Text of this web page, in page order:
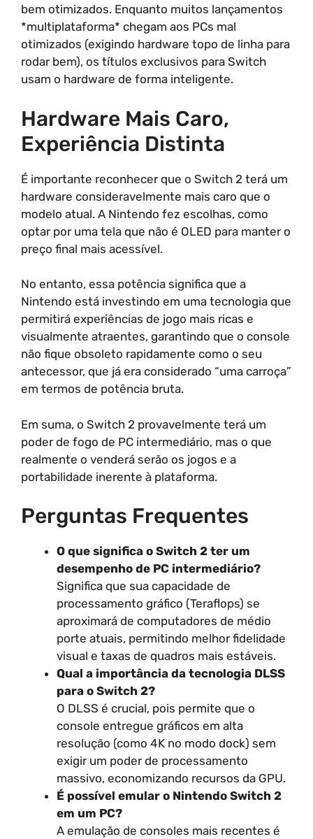
bem otimizados. Enquanto muitos lançamentos
*multiplataforma* chegam aos PCs mal
otimizados (exigindo hardware topo de linha para
rodar bem), os títulos exclusivos para Switch
usam o hardware de forma inteligente.
Hardware Mais Caro,
Experiência Distinta
É importante reconhecer que o Switch 2 terá um
hardware consideravelmente mais caro que o
modelo atual. A Nintendo fez escolhas, como
optar por uma tela que não é OLED para manter o
preço final mais acessível.
No entanto, essa potência significa que a
Nintendo está investindo em uma tecnologia que
permitirá experiências de jogo mais ricas e
visualmente atraentes, garantindo que o console
não fique obsoleto rapidamente como o seu
antecessor, que já era considerado “uma carroça”
em termos de potência bruta.
Em suma, o Switch 2 provavelmente terá um
poder de fogo de PC intermediário, mas o que
realmente o venderá serão os jogos e a
portabilidade inerente à plataforma.
Perguntas Frequentes
O que significa o Switch 2 ter um
desempenho de PC intermediário?
Significa que sua capacidade de
processamento gráfico (Teraflops) se
aproximará de computadores de médio
porte atuais, permitindo melhor fidelidade
visual e taxas de quadros mais estáveis.
Qual a importância da tecnologia DLSS
para o Switch 2?
O DLSS é crucial, pois permite que o
console entregue gráficos em alta
resolução (como 4K no modo dock) sem
exigir um poder de processamento
massivo, economizando recursos da GPU.
É possível emular o Nintendo Switch 2
em um PC?
A emulação de consoles mais recentes é